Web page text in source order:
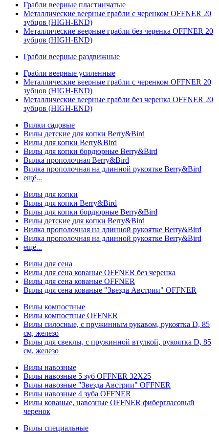
Грабли веерные пластинчатые
Металлические веерные грабли с черенком OFFNER 20
зубцов (HIGH-END)
Металлические веерные грабли без черенка OFFNER 20
зубцов (HIGH-END)
Грабли веерные раздвижные
Грабли веерные усиленные
Металлические веерные грабли с черенком OFFNER 20
зубцов (HIGH-END)
Металлические веерные грабли без черенка OFFNER 20
зубцов (HIGH-END)
Вилки садовые
Вилы детские для копки Berry&Bird
Вилы для копки Berry&Bird
Вилы для копки бордюрные Berry&Bird
Вилка прополочная Berry&Bird
Вилка прополочная на длинной рукоятке Berry&Bird
ещё...
Вилы для копки
Вилы для копки Berry&Bird
Вилы для копки бордюрные Berry&Bird
Вилы детские для копки Berry&Bird
Вилка прополочная на длинной рукоятке Berry&Bird
Вилка прополочная на длинной рукоятке Berry&Bird
ещё...
Вилы для сена
Вилы для сена кованые OFFNER без черенка
Вилы для сена кованые OFFNER
Вилы для сена кованые "Звезда Австрии" OFFNER
Вилы компостные
Вилы компостные OFFNER
Вилы силосные, с пружинным рукавом, рукоятка D, 85
см, железо
Вилы для свеклы, с пружинной втулкой, рукоятка D, 85
см, железо
Вилы навозные
Вилы навозные 5 зуб OFFNER 32X25
Вилы навозные "Звезда Австрии" OFFNER
Вилы навозные 4 зуба OFFNER
Вилы кованые, навозные OFFNER фибергласовый
черенок
Вилы специальные